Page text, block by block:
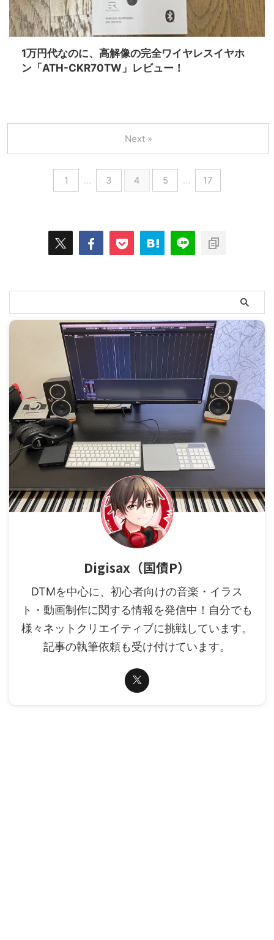
1万円代なのに、高解像の完全ワイヤレスイヤホ
ン「ATH-CKR70TW」レビュー！
1 … 3 4 5 … 17
Next »
Digisax（国債P）
DTMを中心に、初心者向けの音楽・イラス
ト・動画制作に関する情報を発信中！自分でも
様々ネットクリエイティブに挑戦しています。
記事の執筆依頼も受け付けています。